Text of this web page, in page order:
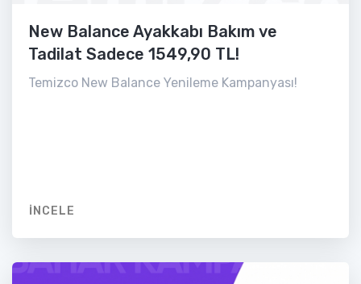
New Balance Ayakkabı Bakım ve
Tadilat Sadece 1549,90 TL!
Temizco New Balance Yenileme Kampanyası!
İNCELE